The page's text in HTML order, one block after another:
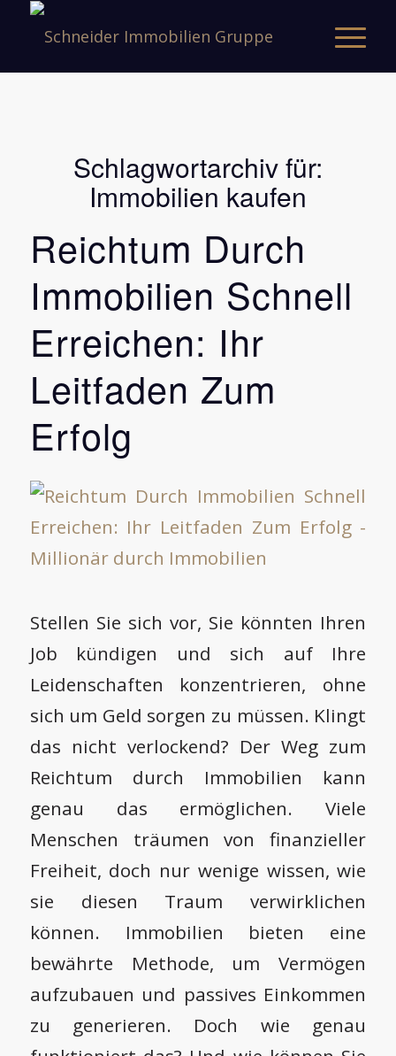
Schlagwortarchiv für:
Immobilien kaufen
Reichtum Durch
Immobilien Schnell
Erreichen: Ihr
Leitfaden Zum
Erfolg
Stellen Sie sich vor, Sie könnten Ihren
Job kündigen und sich auf Ihre
Leidenschaften konzentrieren, ohne
sich um Geld sorgen zu müssen. Klingt
das nicht verlockend? Der Weg zum
Reichtum durch Immobilien kann
genau das ermöglichen. Viele
Menschen träumen von finanzieller
Freiheit, doch nur wenige wissen, wie
sie diesen Traum verwirklichen
können. Immobilien bieten eine
bewährte Methode, um Vermögen
aufzubauen und passives Einkommen
zu generieren. Doch wie genau